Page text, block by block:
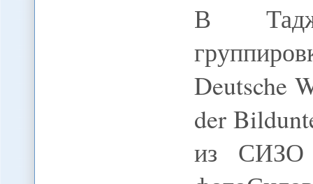
В
Deutsche
der
из СИЗО